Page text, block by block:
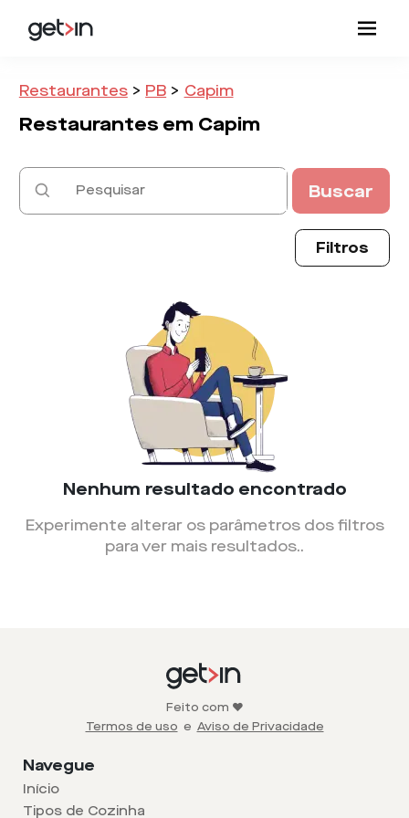
Restaurantes > PB > Capim
Restaurantes em Capim
Buscar
Filtros
Nenhum resultado encontrado
Experimente alterar os parâmetros dos filtros
para ver mais resultados..
Feito com ❤️
Termos de uso e Aviso de Privacidade
Navegue
Início
Tipos de Cozinha